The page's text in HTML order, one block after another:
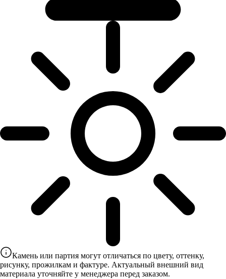
Камень или партия могут отличаться по цвету, оттенку,
рисунку, прожилкам и фактуре. Актуальный внешний вид
материала уточняйте у менеджера перед заказом.